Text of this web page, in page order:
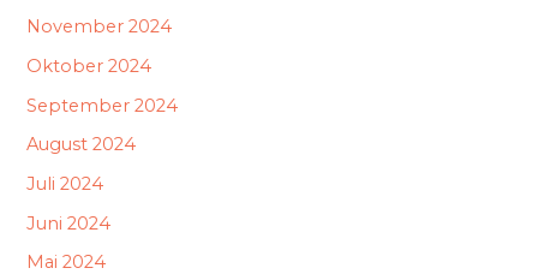
November 2024
Oktober 2024
September 2024
August 2024
Juli 2024
Juni 2024
Mai 2024